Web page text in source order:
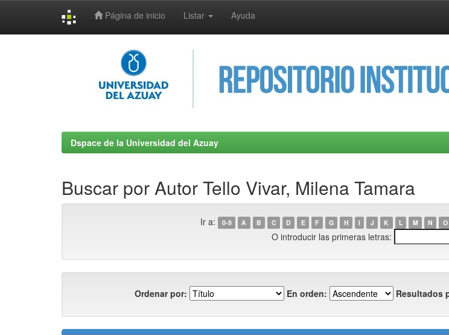
Página de inicio Listar Ayuda
Dspace de la Universidad del Azuay
Buscar por Autor Tello Vivar, Milena Tamara
Ir a: 0-9 A B C D E F G H I J K L M N O
O introducir las primeras letras:
Ordenar por: En orden: Resultados